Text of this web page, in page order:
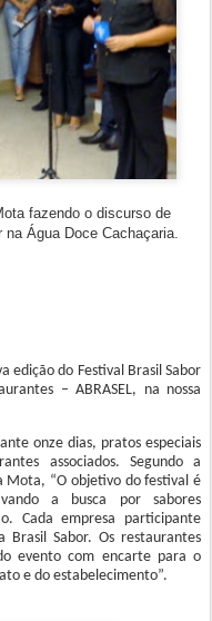
fazendo o discurso de
Água Doce Cachaçaria.
edição do Festival Brasil Sabor
– ABRASEL, na nossa
onze dias, pratos especiais
associados. Segundo a
Mota, “O objetivo do festival é
a busca por sabores
Cada empresa participante
Sabor. Os restaurantes
evento com encarte para o
e do estabelecimento”.